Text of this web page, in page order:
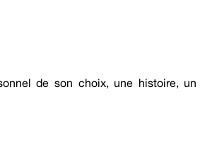
de son choix, une histoire,